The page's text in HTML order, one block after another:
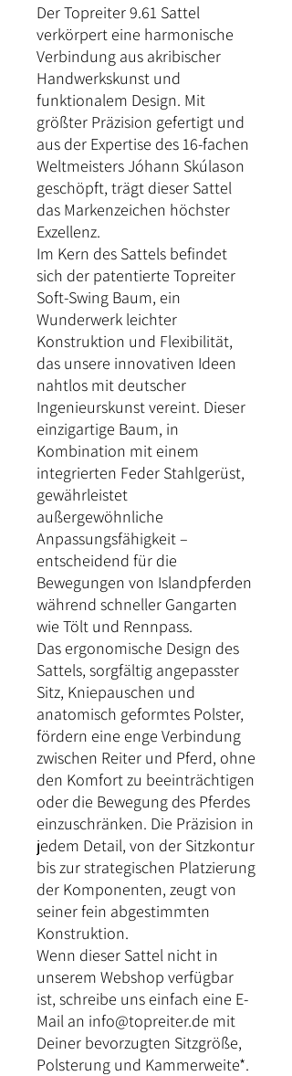
Der Topreiter 9.61 Sattel
verkörpert eine harmonische
Verbindung aus akribischer
Handwerkskunst und
funktionalem Design. Mit
größter Präzision gefertigt und
aus der Expertise des 16-fachen
Weltmeisters Jóhann Skúlason
geschöpft, trägt dieser Sattel
das Markenzeichen höchster
Exzellenz.
Im Kern des Sattels befindet
sich der patentierte Topreiter
Soft-Swing Baum, ein
Wunderwerk leichter
Konstruktion und Flexibilität,
das unsere innovativen Ideen
nahtlos mit deutscher
Ingenieurskunst vereint. Dieser
einzigartige Baum, in
Kombination mit einem
integrierten Feder Stahlgerüst,
gewährleistet
außergewöhnliche
Anpassungsfähigkeit –
entscheidend für die
Bewegungen von Islandpferden
während schneller Gangarten
wie Tölt und Rennpass.
Das ergonomische Design des
Sattels, sorgfältig angepasster
Sitz, Kniepauschen und
anatomisch geformtes Polster,
fördern eine enge Verbindung
zwischen Reiter und Pferd, ohne
den Komfort zu beeinträchtigen
oder die Bewegung des Pferdes
einzuschränken. Die Präzision in
jedem Detail, von der Sitzkontur
bis zur strategischen Platzierung
der Komponenten, zeugt von
seiner fein abgestimmten
Konstruktion.
Wenn dieser Sattel nicht in
unserem Webshop verfügbar
ist, schreibe uns einfach eine E-
Mail an info@topreiter.de mit
Deiner bevorzugten Sitzgröße,
Polsterung und Kammerweite*.